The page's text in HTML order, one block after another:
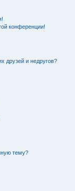
конференции!
друзей и недругов?
тему?